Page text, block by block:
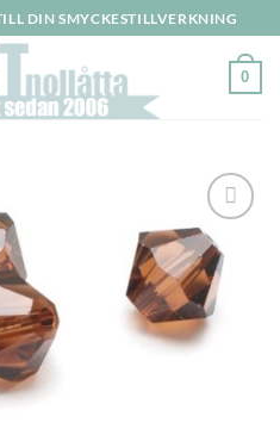
DIN SMYCKESTILLVERKNING
0